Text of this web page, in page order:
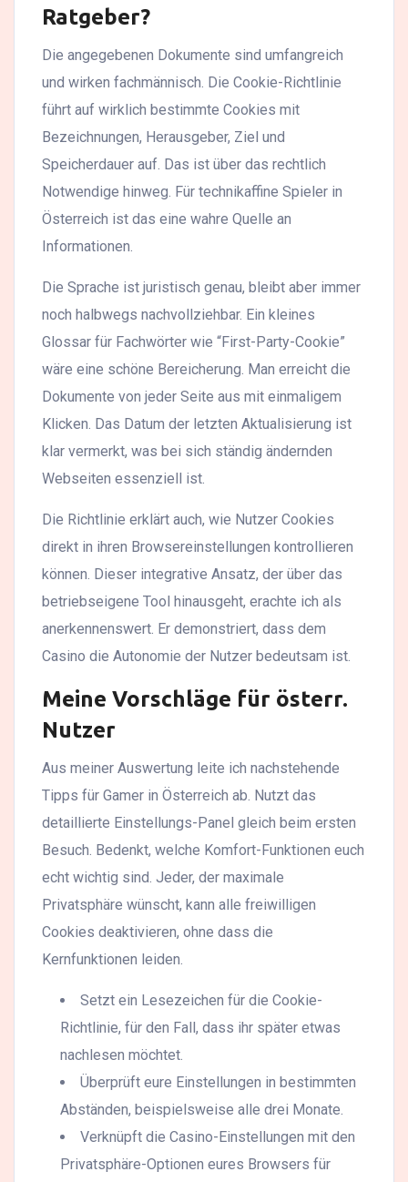
Ratgeber?
Die angegebenen Dokumente sind umfangreich
und wirken fachmännisch. Die Cookie-Richtlinie
führt auf wirklich bestimmte Cookies mit
Bezeichnungen, Herausgeber, Ziel und
Speicherdauer auf. Das ist über das rechtlich
Notwendige hinweg. Für technikaffine Spieler in
Österreich ist das eine wahre Quelle an
Informationen.
Die Sprache ist juristisch genau, bleibt aber immer
noch halbwegs nachvollziehbar. Ein kleines
Glossar für Fachwörter wie “First-Party-Cookie”
wäre eine schöne Bereicherung. Man erreicht die
Dokumente von jeder Seite aus mit einmaligem
Klicken. Das Datum der letzten Aktualisierung ist
klar vermerkt, was bei sich ständig ändernden
Webseiten essenziell ist.
Die Richtlinie erklärt auch, wie Nutzer Cookies
direkt in ihren Browsereinstellungen kontrollieren
können. Dieser integrative Ansatz, der über das
betriebseigene Tool hinausgeht, erachte ich als
anerkennenswert. Er demonstriert, dass dem
Casino die Autonomie der Nutzer bedeutsam ist.
Meine Vorschläge für österr.
Nutzer
Aus meiner Auswertung leite ich nachstehende
Tipps für Gamer in Österreich ab. Nutzt das
detaillierte Einstellungs-Panel gleich beim ersten
Besuch. Bedenkt, welche Komfort-Funktionen euch
echt wichtig sind. Jeder, der maximale
Privatsphäre wünscht, kann alle freiwilligen
Cookies deaktivieren, ohne dass die
Kernfunktionen leiden.
Setzt ein Lesezeichen für die Cookie-
Richtlinie, für den Fall, dass ihr später etwas
nachlesen möchtet.
Überprüft eure Einstellungen in bestimmten
Abständen, beispielsweise alle drei Monate.
Verknüpft die Casino-Einstellungen mit den
Privatsphäre-Optionen eures Browsers für